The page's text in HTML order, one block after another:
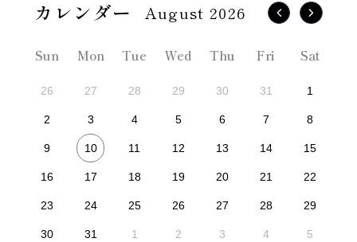
August 2026
Sun Mon Tue Wed Thu Fri Sat
26 27 28 29 30 31 1
2 3 4 5 6 7 8
9 10 11 12 13 14 15
16 17 18 19 20 21 22
23 24 25 26 27 28 29
30 31 1 2 3 4 5